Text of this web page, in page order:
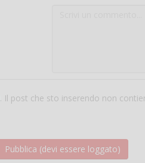
. Il post che sto inserendo non